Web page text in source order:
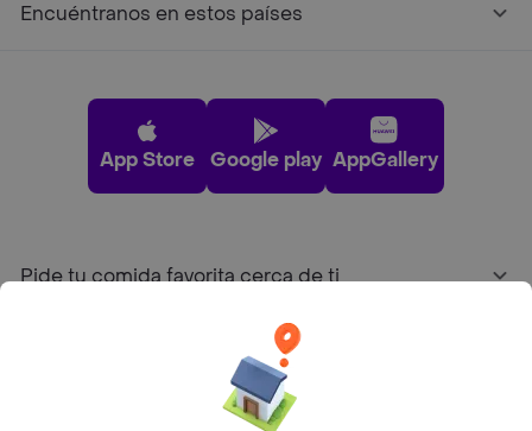
Encuéntranos en estos países
App Store Google play AppGallery
Pide tu comida favorita cerca de ti